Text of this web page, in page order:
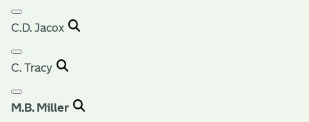
C.D. Jacox
C. Tracy
M.B. Miller